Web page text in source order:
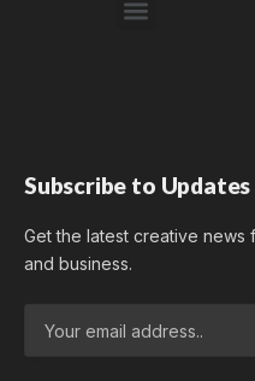
Subscribe to Updates
Get the latest creative news
and business.